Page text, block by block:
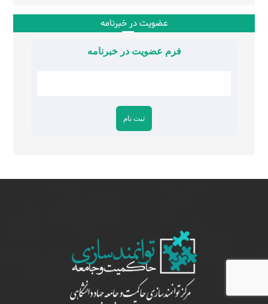
عضویت در خبرنامه
فرم عضویت در خبرنامه